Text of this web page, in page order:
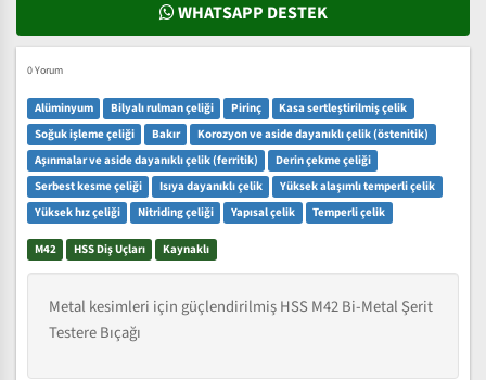
WHATSAPP DESTEK
0 Yorum
Alüminyum Bilyalı rulman çeliği Pirinç
Kasa sertleştirilmiş çelik
Soğuk işleme çeliği
Bakır
Korozyon ve aside dayanıklı çelik (östenitik)
Aşınmalar ve aside dayanıklı çelik (ferritik)
Derin çekme çeliği
Serbest kesme çeliği
Isıya dayanıklı çelik
Yüksek alaşımlı temperli çelik
Yüksek hız çeliği
Nitriding çeliği Yapısal çelik Temperli çelik
M42 HSS Diş Uçları Kaynaklı
Metal kesimleri için güçlendirilmiş HSS M42 Bi-Metal Şerit
Testere Bıçağı